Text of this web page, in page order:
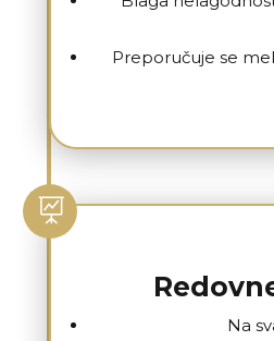
Preporučuje se

Na